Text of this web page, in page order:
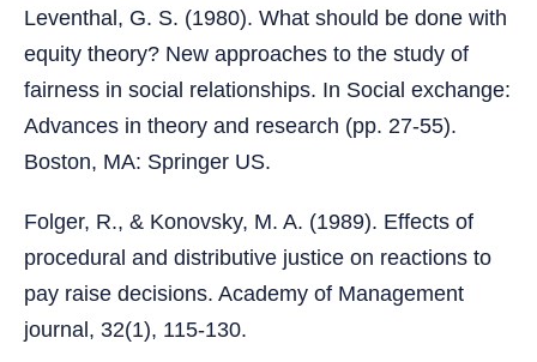
Leventhal, G. S. (1980). What should be done with
equity theory? New approaches to the study of
fairness in social relationships. In Social exchange:
Advances in theory and research (pp. 27-55).
Boston, MA: Springer US.
Folger, R., & Konovsky, M. A. (1989). Effects of
procedural and distributive justice on reactions to
pay raise decisions. Academy of Management
journal, 32(1), 115-130.